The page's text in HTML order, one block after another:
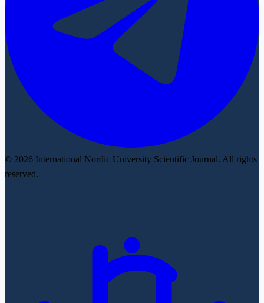
© 2026 International Nordic University Scientific Journal. All rights
reserved.